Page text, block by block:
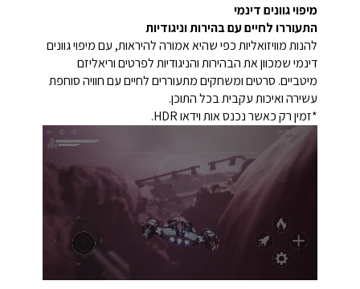
מיפוי גוונים דינמי
התעוררו לחיים עם בהירות וניגודיות
להנות מוויזואליות כפי שהיא אמורה להיראות, עם מיפוי גוונים
דינמי שמכוון את הבהירות והניגודיות לפרטים וריאליזם
מיטביים. סרטים ומשחקים מתעוררים לחיים עם חוויה סוחפת
עשירה ואיכות עקבית בכל התוכן.
*זמין רק כאשר נכנס אות וידאו HDR.